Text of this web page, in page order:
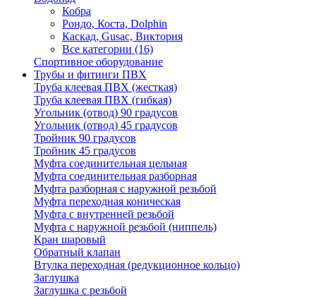
Кобра
Рондо, Коста, Dolphin
Каскад, Gusac, Виктория
Все категории (16)
Спортивное оборудование
Трубы и фитинги ПВХ
Труба клеевая ПВХ (жесткая)
Труба клеевая ПВХ (гибкая)
Угольник (отвод) 90 градусов
Угольник (отвод) 45 градусов
Тройник 90 градусов
Тройник 45 градусов
Муфта соединительная цельная
Муфта соединительная разборная
Муфта разборная с наружной резьбой
Муфта переходная коническая
Муфта с внутренней резьбой
Муфта с наружной резьбой (ниппель)
Кран шаровый
Обратный клапан
Втулка переходная (редукционное кольцо)
Заглушка
Заглушка с резьбой